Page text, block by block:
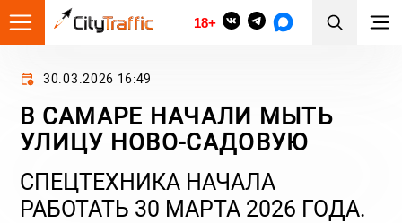
18+
30.03.2026 16:49
В САМАРЕ НАЧАЛИ МЫТЬ
УЛИЦУ НОВО-САДОВУЮ
СПЕЦТЕХНИКА НАЧАЛА
РАБОТАТЬ 30 МАРТА 2026 ГОДА.